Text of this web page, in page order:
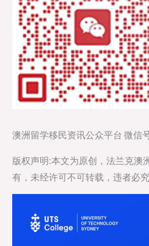
澳洲留学移民资讯公众平台 微信
版权声明:本文为原创，法兰克澳
有，未经许可不可转载，违者必究